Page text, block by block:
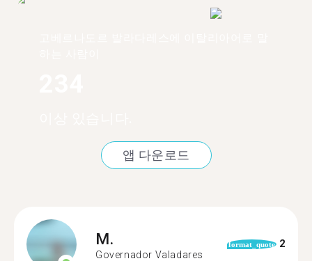
앱 다운로드
M.
Governador Valadares
format_quote 2